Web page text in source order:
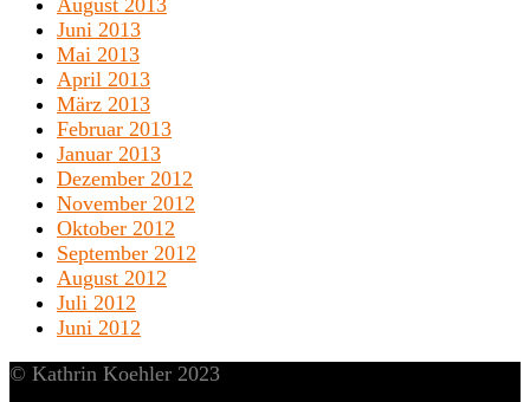
August 2013
Juni 2013
Mai 2013
April 2013
März 2013
Februar 2013
Januar 2013
Dezember 2012
November 2012
Oktober 2012
September 2012
August 2012
Juli 2012
Juni 2012
© Kathrin Koehler 2023